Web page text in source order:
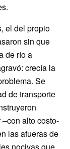
el del propio
sin que
de río a
crecía la
Se
de transporte
alto costo-
las afueras de
nocivas que